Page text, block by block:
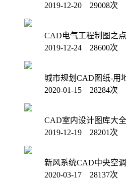
2019-12-20 29008次
CAD电气工程制图之
2019-12-24 28600次
城市规划CAD图纸-用
2020-01-15 28284次
CAD室内设计图库大
2019-12-19 28201次
新风系统CAD中央空
2020-03-17 28137次